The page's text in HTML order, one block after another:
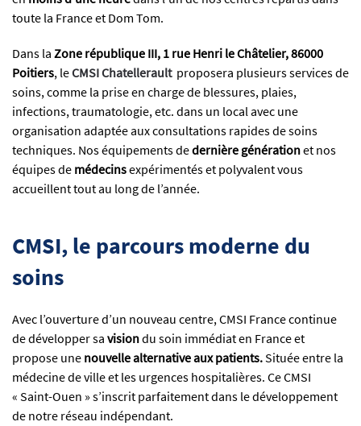
toute la France et Dom Tom.
Dans la Zone république III, 1 rue Henri le Châtelier, 86000
Poitiers, leCMSI Chatelleraultproposera plusieurs services de
soins, comme la prise en charge de blessures, plaies,
infections, traumatologie, etc. dans un local avec une
organisation adaptée aux consultations rapides de soins
techniques. Nos équipements dedernière générationet nos
équipes de médecinsexpérimentés et polyvalent vous
accueillent tout au long de l’année.
CMSI, le parcours moderne du
soins
Avec l’ouverture d’un nouveau centre, CMSI France continue
de développer sa visiondu soin immédiat en France et
propose une nouvelle alternative aux patients.Situéeentre la
médecine de ville et les urgences hospitalières. Ce CMSI
« Saint-Ouen » s’inscrit parfaitement dans le développement
de notre réseau indépendant.